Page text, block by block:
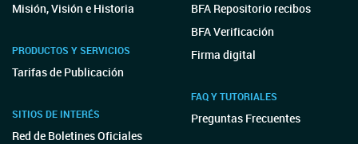
Misión, Visión e Historia
PRODUCTOS Y SERVICIOS
Tarifas de Publicación
SITIOS DE INTERÉS
Red de Boletines Oficiales
BFA Repositorio recibos
BFA Verificación
Firma digital
FAQ Y TUTORIALES
Preguntas Frecuentes